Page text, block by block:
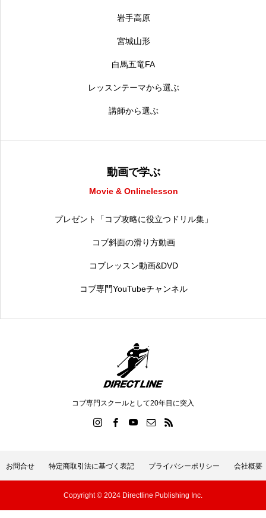
岩手高原
宮城山形
白馬五竜FA
レッスンテーマから選ぶ
講師から選ぶ
動画で学ぶ
Movie & Onlinelesson
プレゼント「コブ攻略に役立つドリル集」
コブ斜面の滑り方動画
コブレッスン動画&DVD
コブ専門YouTubeチャンネル
コブ専門スクールとして20年目に突入
お問合せ 特定商取引法に基づく表記 プライバシーポリシー 会社概要
Copyright © 2024 Directline Publishing Inc.